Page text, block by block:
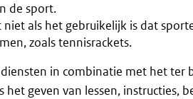
de sport.
als het gebruikelijk is dat
zoals tennisrackets.
in combinatie met het ter
geven van lessen, instructies,